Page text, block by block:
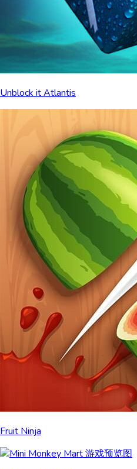
Unblock it Atlantis
Fruit Ninja